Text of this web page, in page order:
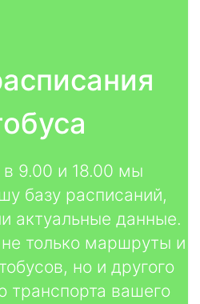
9.00 и 18.00 мы
базу расписаний,
актуальные данные.
только маршруты и
но и другого
транспорта вашего